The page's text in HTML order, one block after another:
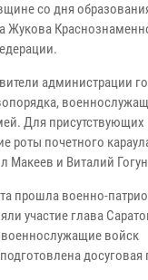
со дня
Жукова
администрации
Для
роты почетного
Макеев и Виталий
прошла военно-
участие глава
военнослужащие войск
досуговая